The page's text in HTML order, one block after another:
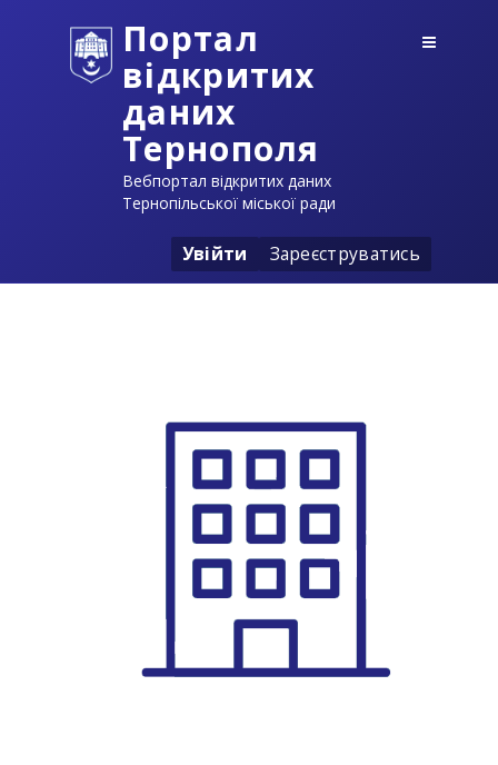
Портал
відкритих
даних
Тернополя
Вебпортал відкритих даних
Тернопільської міської ради
Увійти Зареєструватись